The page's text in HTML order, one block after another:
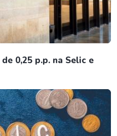
0,25 p.p. na Selic e